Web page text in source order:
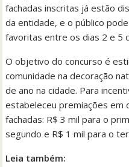
fachadas inscritas já estão
da entidade, e o público
favoritas entre os dias 2 e 5
O objetivo do concurso é
comunidade na decoração
de ano na cidade. Para
estabeleceu premiações em
fachadas: R$ 3 mil para o
segundo e R$ 1 mil para o
Leia também: